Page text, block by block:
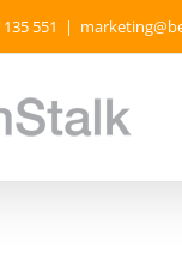
551 |